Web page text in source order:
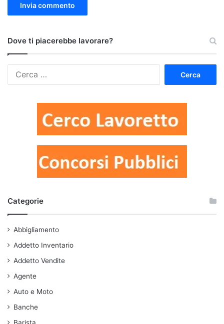
Dove ti piacerebbe lavorare?
Categorie
Abbigliamento
Addetto Inventario
Addetto Vendite
Agente
Auto e Moto
Banche